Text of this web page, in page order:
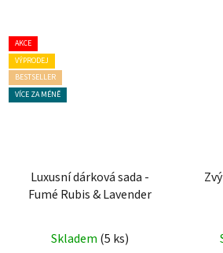
AKCE
VÝPRODEJ
BESTSELLER
VÍCE ZA MÉNĚ
Luxusní dárková sada -
Fumé Rubis & Lavender
Skladem (5 ks)